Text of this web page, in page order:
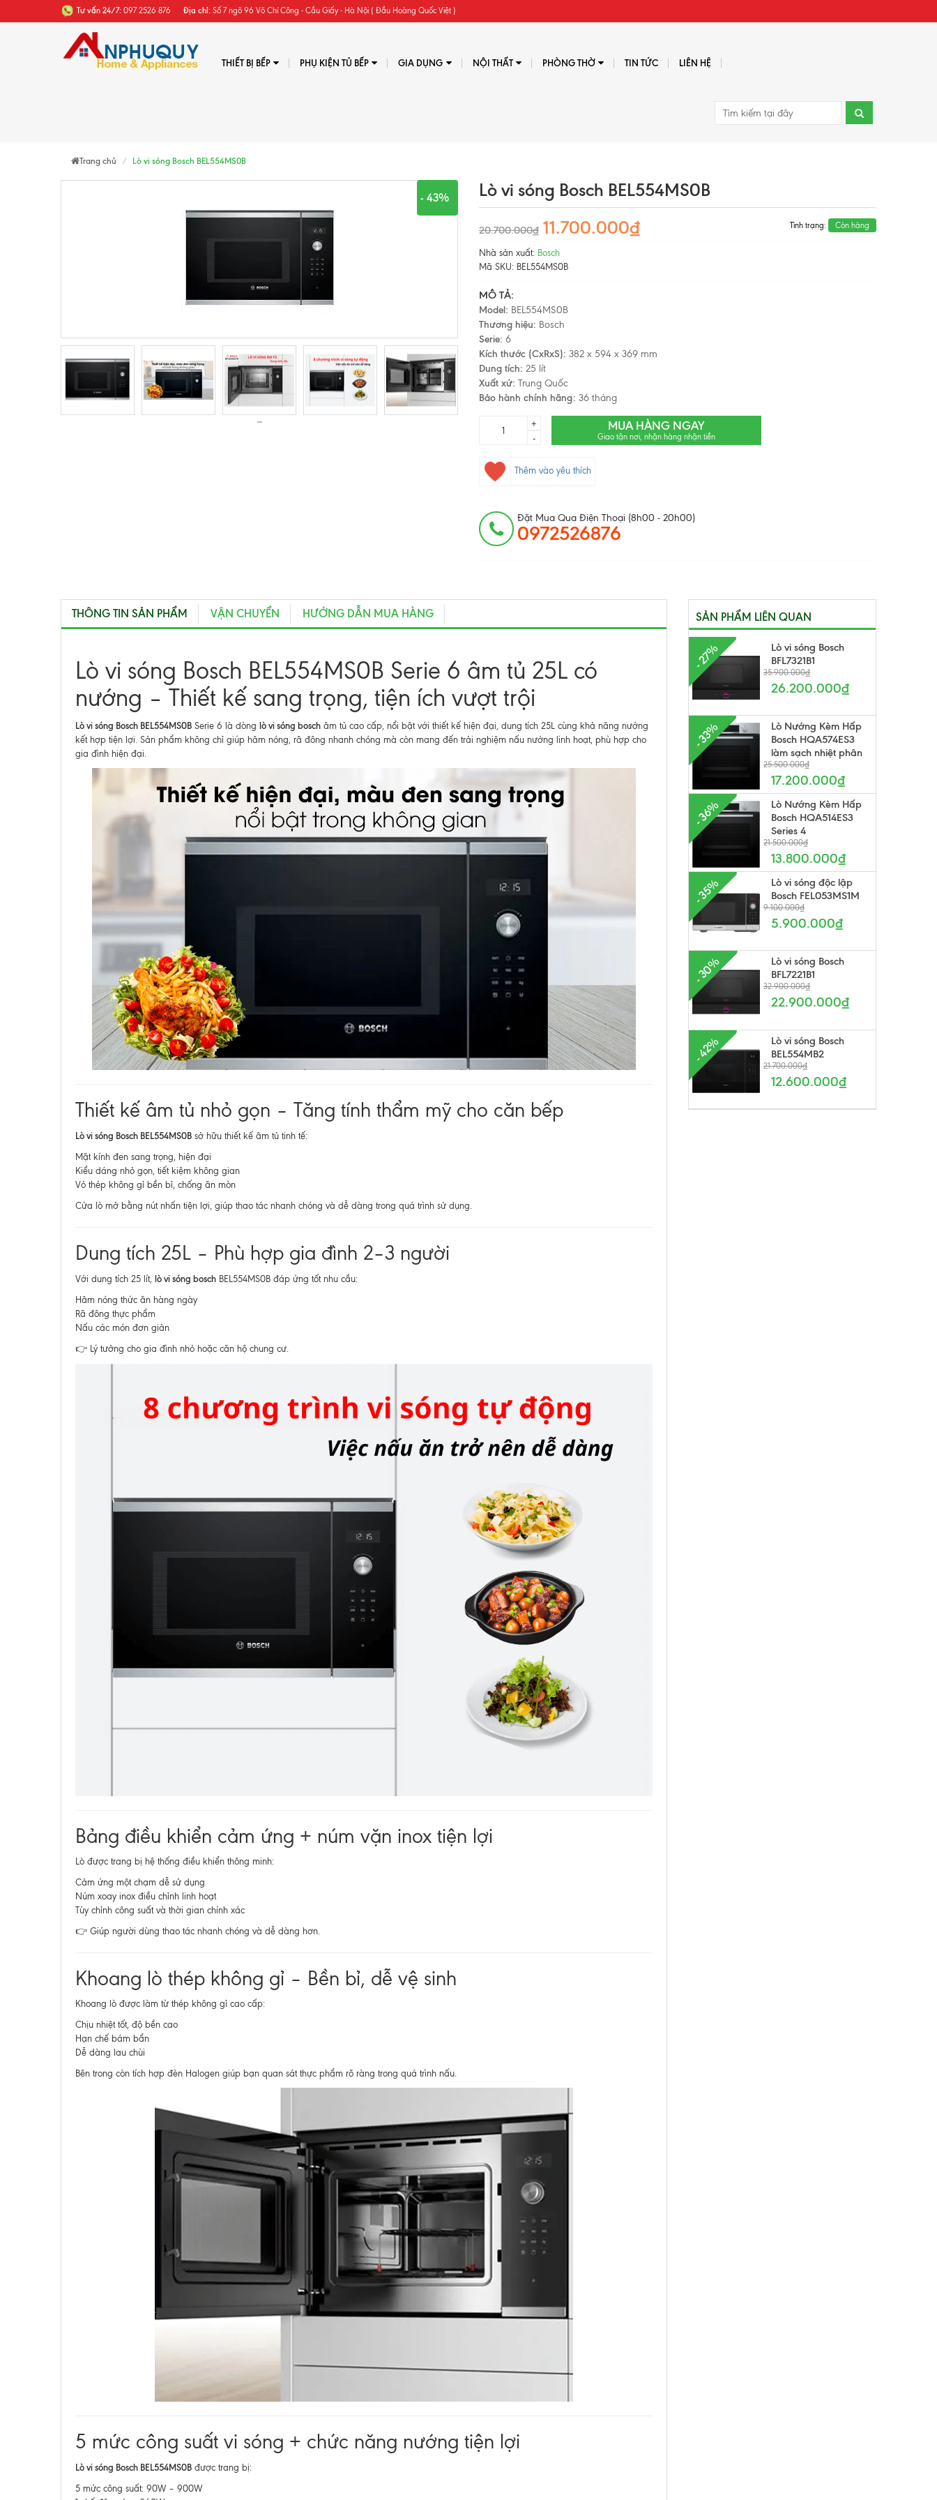
Tư vấn 24/7: 097 2526 876 Địa chỉ: Số 7 ngõ 96 Võ Chí Công - Cầu Giấy - Hà Nội ( Đầu Hoàng Quốc Việt )
THIẾT BỊ BẾP PHỤ KIỆN TỦ BẾP GIA DỤNG NỘI THẤT PHÒNG THỜ TIN TỨC LIÊN HỆ
Trang chủ Lò vi sóng Bosch BEL554MS0B
- 43% Lò vi sóng Bosch BEL554MS0B
20.700.000₫ 11.700.000₫ Tình trạng: Còn hàng
Nhà sản xuất: Bosch
Mã SKU: BEL554MS0B
MÔ TẢ:
Model: BEL554MS0B
Thương hiệu: Bosch
Serie: 6
Kích thước (CxRxS): 382 x 594 x 369 mm
Dung tích: 25 lít
Xuất xứ: Trung Quốc
Bảo hành chính hãng: 36 tháng
+
-
MUA HÀNG NGAY
Giao tận nơi, nhận hàng nhận tiền
Thêm vào yêu thích
Đặt Mua Qua Điện Thoại (8h00 - 20h00)
0972526876
THÔNG TIN SẢN PHẨM VẬN CHUYỂN HƯỚNG DẪN MUA HÀNG
Lò vi sóng Bosch BEL554MS0B Serie 6 âm tủ 25L có
nướng – Thiết kế sang trọng, tiện ích vượt trội
Lò vi sóng Bosch BEL554MS0B Serie 6 là dòng lò vi sóng bosch âm tủ cao cấp, nổi bật với thiết kế hiện đại, dung tích 25L cùng khả năng nướng
kết hợp tiện lợi. Sản phẩm không chỉ giúp hâm nóng, rã đông nhanh chóng mà còn mang đến trải nghiệm nấu nướng linh hoạt, phù hợp cho
gia đình hiện đại.
Thiết kế âm tủ nhỏ gọn – Tăng tính thẩm mỹ cho căn bếp
Lò vi sóng Bosch BEL554MS0B sở hữu thiết kế âm tủ tinh tế:
Mặt kính đen sang trọng, hiện đại
Kiểu dáng nhỏ gọn, tiết kiệm không gian
Vỏ thép không gỉ bền bỉ, chống ăn mòn
Cửa lò mở bằng nút nhấn tiện lợi, giúp thao tác nhanh chóng và dễ dàng trong quá trình sử dụng.
Dung tích 25L – Phù hợp gia đình 2–3 người
Với dung tích 25 lít, lò vi sóng bosch BEL554MS0B đáp ứng tốt nhu cầu:
Hâm nóng thức ăn hàng ngày
Rã đông thực phẩm
Nấu các món đơn giản
👉 Lý tưởng cho gia đình nhỏ hoặc căn hộ chung cư.
Bảng điều khiển cảm ứng + núm vặn inox tiện lợi
Lò được trang bị hệ thống điều khiển thông minh:
Cảm ứng một chạm dễ sử dụng
Núm xoay inox điều chỉnh linh hoạt
Tùy chỉnh công suất và thời gian chính xác
👉 Giúp người dùng thao tác nhanh chóng và dễ dàng hơn.
Khoang lò thép không gỉ – Bền bỉ, dễ vệ sinh
Khoang lò được làm từ thép không gỉ cao cấp:
Chịu nhiệt tốt, độ bền cao
Hạn chế bám bẩn
Dễ dàng lau chùi
Bên trong còn tích hợp đèn Halogen giúp bạn quan sát thực phẩm rõ ràng trong quá trình nấu.
5 mức công suất vi sóng + chức năng nướng tiện lợi
Lò vi sóng Bosch BEL554MS0B được trang bị:
5 mức công suất: 90W – 900W
SẢN PHẨM LIÊN QUAN
- 27%
Lò vi sóng Bosch
BFL7321B1
35.900.000₫
26.200.000₫
- 33%
Lò Nướng Kèm Hấp
Bosch HQA574ES3
làm sạch nhiệt phân
25.500.000₫
17.200.000₫
- 36%
Lò Nướng Kèm Hấp
Bosch HQA514ES3
Series 4
21.500.000₫
13.800.000₫
- 35%
Lò vi sóng độc lập
Bosch FEL053MS1M
9.100.000₫
5.900.000₫
- 30%
Lò vi sóng Bosch
BFL7221B1
32.900.000₫
22.900.000₫
- 42%
Lò vi sóng Bosch
BEL554MB2
21.700.000₫
12.600.000₫